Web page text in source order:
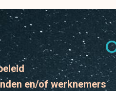
en/of werknemers